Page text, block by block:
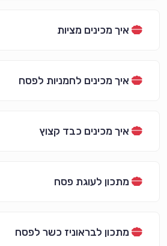
איך מכינים מציות
איך מכינים לחמניות לפסח
איך מכינים כבד קצוץ
מתכון לעוגת פסח
מתכון לבראוניז כשר לפסח